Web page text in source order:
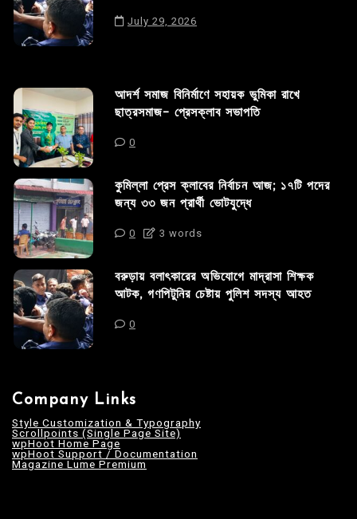
July 29, 2026
আদর্শ সমাজ বিনির্মাণে সহায়ক ভুমিকা রাখে
ছাত্রসমাজ- প্রেসক্লাব সভাপতি
0
কুমিল্লা প্রেস ক্লাবের নির্বাচন আজ; ১৭টি পদের
জন্য ৩৩ জন প্রার্থী ভোটযুদ্ধে
0 3 words
বরুড়ায় বলাৎকারের অভিযোগে মাদ্রাসা শিক্ষক
আটক, গণপিটুনির চেষ্টায় পুলিশ সদস্য আহত
0
Company Links
Style Customization & Typography
Scrollpoints (Single Page Site)
wpHoot Home Page
wpHoot Support / Documentation
Magazine Lume Premium